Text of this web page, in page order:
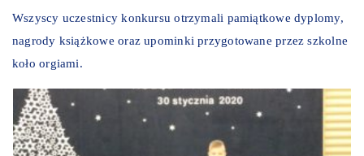
Wszyscy uczestnicy konkursu otrzymali pamiątkowe dyplomy,
nagrody książkowe oraz upominki przygotowane przez szkolne
koło orgiami.